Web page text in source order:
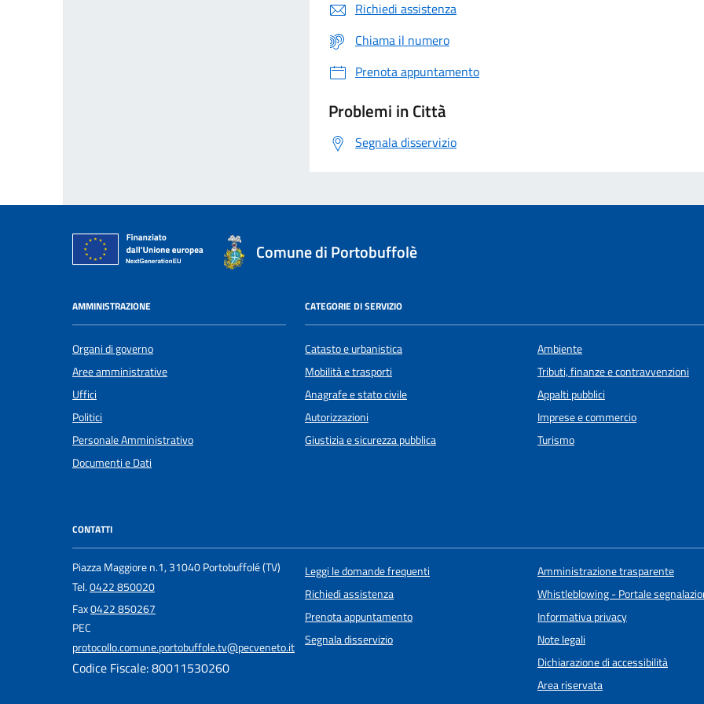
Richiedi assistenza
Chiama il numero
Prenota appuntamento
Problemi in Città
Segnala disservizio
Comune di Portobuffolè
AMMINISTRAZIONE
Organi di governo
Aree amministrative
Uffici
Politici
Personale Amministrativo
Documenti e Dati
CATEGORIE DI SERVIZIO
Catasto e urbanistica
Mobilità e trasporti
Anagrafe e stato civile
Autorizzazioni
Giustizia e sicurezza pubblica
Ambiente
Tributi, finanze e contravvenzioni
Appalti pubblici
Imprese e commercio
Turismo
CONTATTI
Piazza Maggiore n.1, 31040 Portobuffolé (TV)
Tel.0422 850020
Fax0422 850267
PEC
protocollo.comune.portobuffole.tv@pecveneto.it
Codice Fiscale: 80011530260
Leggi le domande frequenti
Richiedi assistenza
Prenota appuntamento
Segnala disservizio
Amministrazione trasparente
Whistleblowing - Portale
Informativa privacy
Note legali
Dichiarazione di accessibilità
Area riservata